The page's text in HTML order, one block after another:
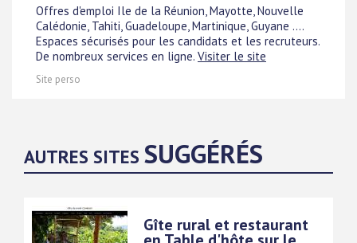
Offres d'emploi Ile de la Réunion, Mayotte, Nouvelle
Calédonie, Tahiti, Guadeloupe, Martinique, Guyane ....
Espaces sécurisés pour les candidats et les recruteurs.
De nombreux services en ligne. Visiter le site
Site perso
AUTRES SITES SUGGÉRÉS
Gîte rural et restaurant